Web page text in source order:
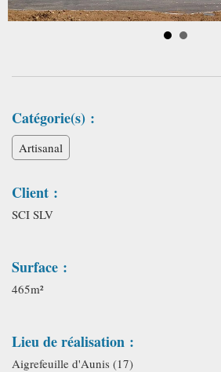
Catégorie(s) :
Artisanal
Client :
SCI SLV
Surface :
465m²
Lieu de réalisation :
Aigrefeuille d'Aunis (17)